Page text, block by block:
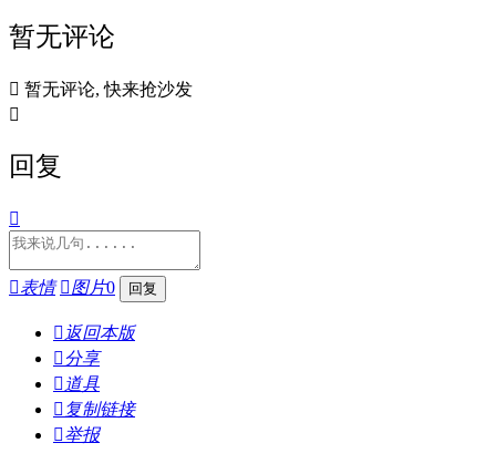
暂无评论
 暂无评论, 快来抢沙发

回复

表情 图片0
 返回本版
分享
 道具
 复制链接
举报